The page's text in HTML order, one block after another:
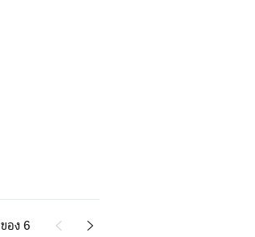
ของ 6